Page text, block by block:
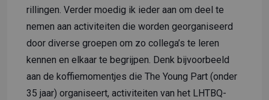
rillingen. Verder moedig ik ieder aan om deel te
nemen aan activiteiten die worden georganiseerd
door diverse groepen om zo collega’s te leren
kennen en elkaar te begrijpen. Denk bijvoorbeeld
aan de koffiemomentjes die The Young Part (onder
35 jaar) organiseert, activiteiten van het LHTBQ-